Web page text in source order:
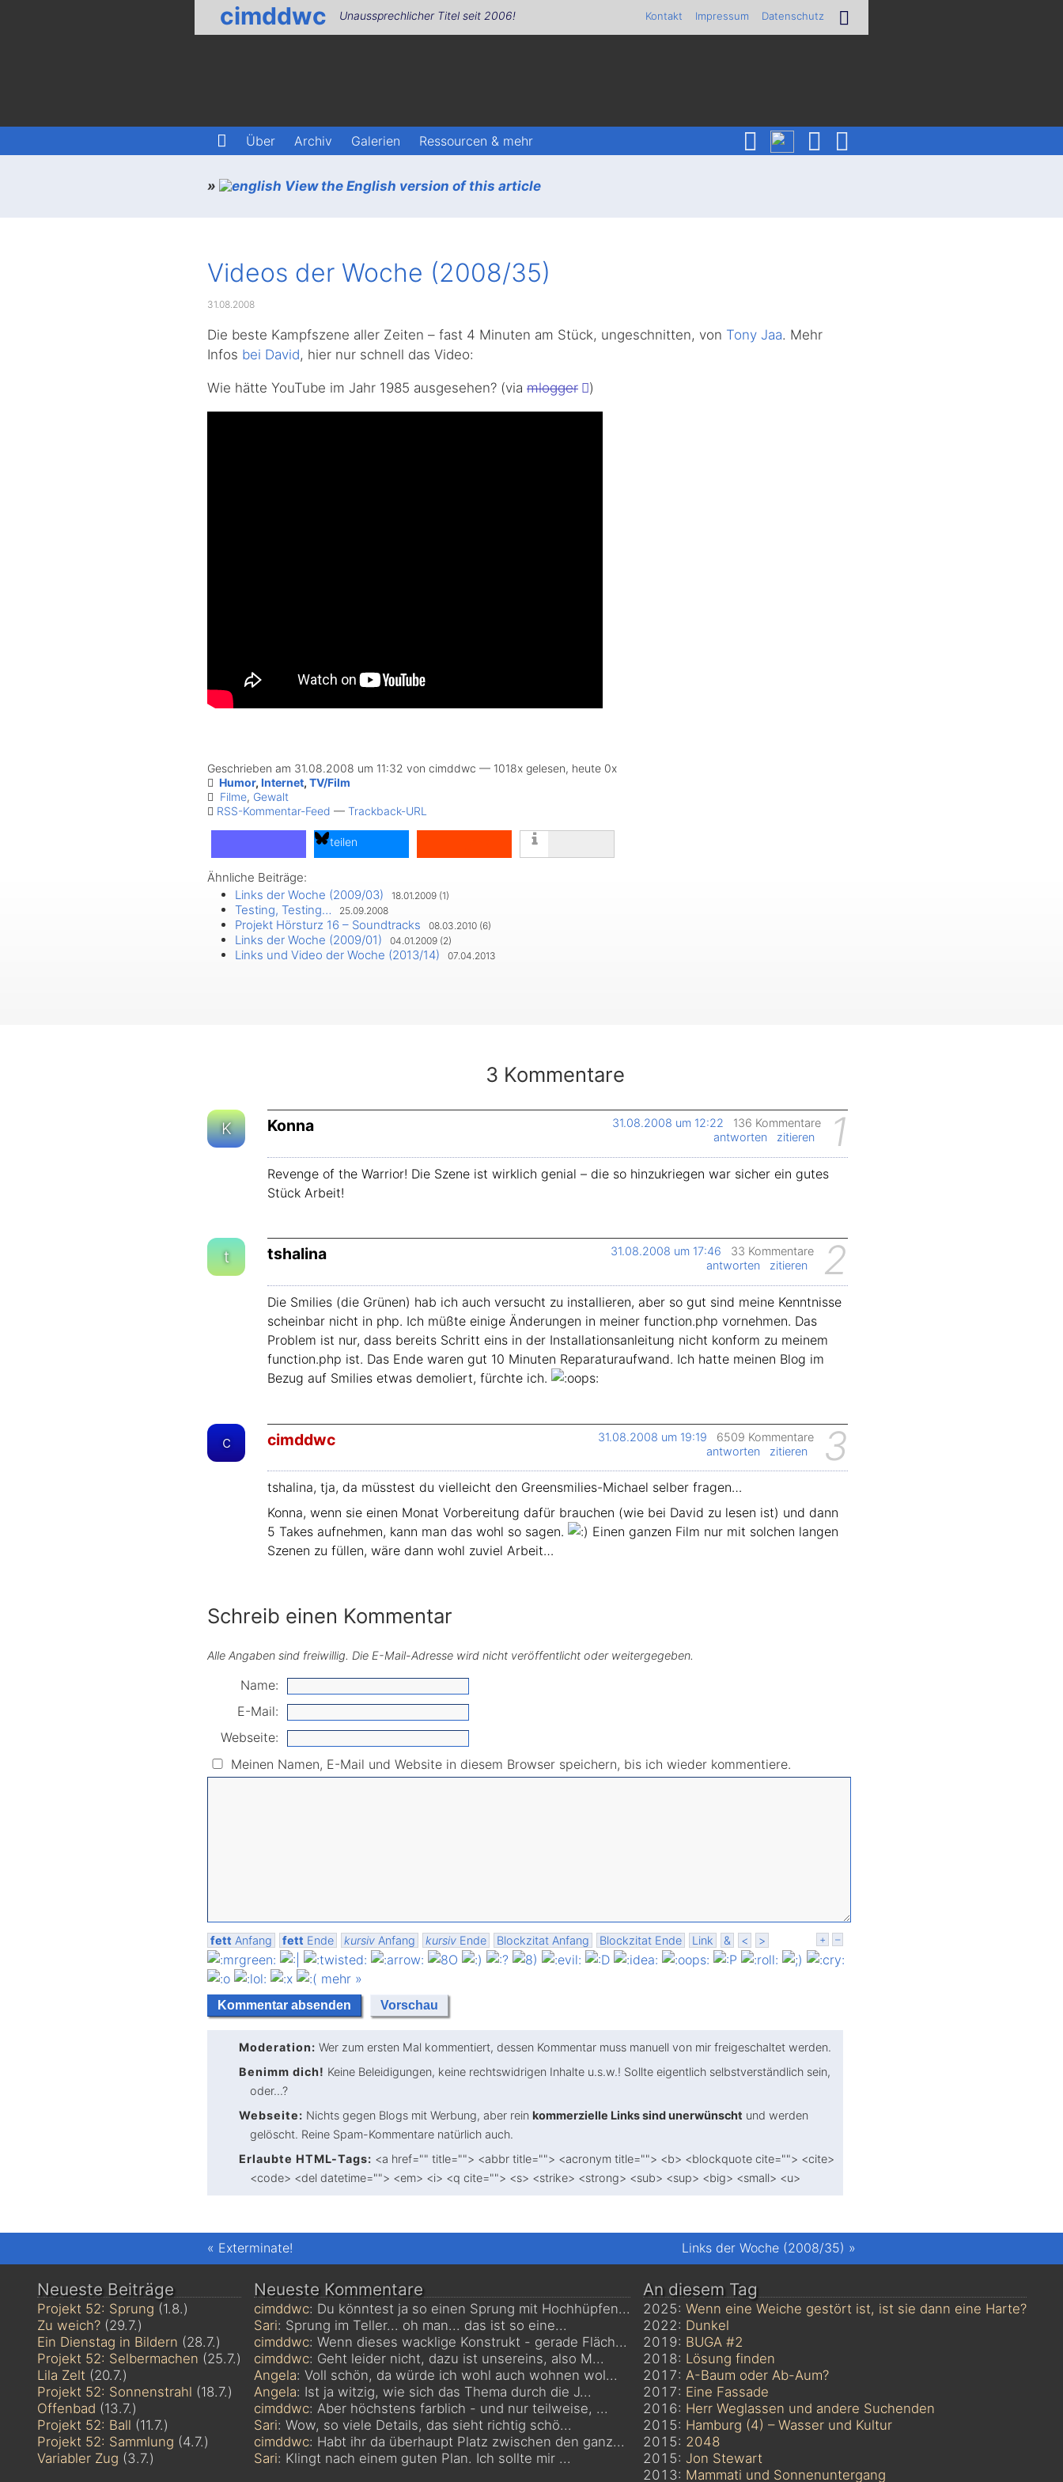
cimddwc Unaussprechlicher Titel seit 2006! Kontakt Impressum Datenschutz
Über Archiv Galerien Ressourcen & mehr
» View the English version of this article
Videos der Woche (2008/35)
31.08.2008
Die beste Kampfszene aller Zeiten – fast 4 Minuten am Stück, ungeschnitten, von Tony Jaa. Mehr
Infos bei David, hier nur schnell das Video:
Wie hätte YouTube im Jahr 1985 ausgesehen? (via mlogger )
Geschrieben am 31.08.2008 um 11:32 von cimddwc — 1018x gelesen, heute 0x
Humor, Internet, TV/Film
Filme, Gewalt
RSS-Kommentar-Feed — Trackback-URL
teilen
teilen
teilen
Ähnliche Beiträge:
Links der Woche (2009/03)
18.01.2009 (1)
Testing, Testing… 25.09.2008
Projekt Hörsturz 16 – Soundtracks 08.03.2010 (6)
Links der Woche (2009/01) 04.01.2009 (2)
Links und Video der Woche (2013/14) 07.04.2013
3 Kommentare
K Konna 1
31.08.2008 um 12:22
136 Kommentare
antworten
zitieren
Revenge of the Warrior! Die Szene ist wirklich genial – die so hinzukriegen war sicher ein gutes
Stück Arbeit!
t tshalina 2
31.08.2008 um 17:46
33 Kommentare
antworten
zitieren
Die Smilies (die Grünen) hab ich auch versucht zu installieren, aber so gut sind meine Kenntnisse
scheinbar nicht in php. Ich müßte einige Änderungen in meiner function.php vornehmen. Das
Problem ist nur, dass bereits Schritt eins in der Installationsanleitung nicht konform zu meinem
function.php ist. Das Ende waren gut 10 Minuten Reparaturaufwand. Ich hatte meinen Blog im
Bezug auf Smilies etwas demoliert, fürchte ich.
c cimddwc 3
31.08.2008 um 19:19
6509 Kommentare
antworten
zitieren
tshalina, tja, da müsstest du vielleicht den Greensmilies-Michael selber fragen…
Konna, wenn sie einen Monat Vorbereitung dafür brauchen (wie bei David zu lesen ist) und dann
5 Takes aufnehmen, kann man das wohl so sagen.
Einen ganzen Film nur mit solchen langen
Szenen zu füllen, wäre dann wohl zuviel Arbeit…
Schreib einen Kommentar
Alle Angaben sind freiwillig. Die E-Mail-Adresse wird nicht veröffentlicht oder weitergegeben.
Name:
E-Mail:
Webseite:
Meinen Namen, E-Mail und Website in diesem Browser speichern, bis ich wieder kommentiere.
+ –
fett Anfang fett Ende kursiv Anfang kursiv Ende Blockzitat Anfang Blockzitat Ende Link & < >
mehr »
Moderation: Wer zum ersten Mal kommentiert, dessen Kommentar muss manuell von mir freigeschaltet werden.
Benimm dich! Keine Beleidigungen, keine rechtswidrigen Inhalte u.s.w.! Sollte eigentlich selbst­verständlich sein,
oder...?
Webseite: Nichts gegen Blogs mit Werbung, aber rein kommerzielle Links sind unerwünscht und werden
gelöscht. Reine Spam-Kommentare natürlich auch.
Erlaubte HTML-Tags: <a href="" title=""> <abbr title=""> <acronym title=""> <b> <blockquote cite=""> <cite>
<code> <del datetime=""> <em> <i> <q cite=""> <s> <strike> <strong> <sub> <sup> <big> <small> <u>
« Exterminate! Links der Woche (2008/35) »
Neueste Beiträge
Projekt 52: Sprung (1.8.)
Zu weich?(29.7.)
Ein Dienstag in Bildern (28.7.)
Projekt 52: Selbermachen (25.7.)
Lila Zelt(20.7.)
Projekt 52: Sonnenstrahl (18.7.)
Offenbad (13.7.)
Projekt 52: Ball (11.7.)
Projekt 52: Sammlung (4.7.)
Variabler Zug (3.7.)
Neueste Kommentare
cimddwc: Du könntest ja so einen Sprung mit Hochhüpfen...
Sari: Sprung im Teller... oh man... das ist so eine...
cimddwc: Wenn dieses wacklige Konstrukt - gerade Fläch...
cimddwc: Geht leider nicht, dazu ist unsereins, also M...
Angela: Voll schön, da würde ich wohl auch wohnen wol...
Angela: Ist ja witzig, wie sich das Thema durch die J...
cimddwc: Aber höchstens farblich - und nur teilweise, ...
Sari: Wow, so viele Details, das sieht richtig schö...
cimddwc: Habt ihr da überhaupt Platz zwischen den ganz...
Sari: Klingt nach einem guten Plan. Ich sollte mir ...
An diesem Tag
2025: Wenn eine Weiche gestört ist, ist sie dann eine Harte?
2022: Dunkel
2019: BUGA #2
2018: Lösung finden
2017: A-Baum oder Ab-Aum?
2017: Eine Fassade
2016: Herr Weglassen und andere Suchenden
2015: Hamburg (4) – Wasser und Kultur
2015: 2048
2015: Jon Stewart
2013: Mammati und Sonnenuntergang